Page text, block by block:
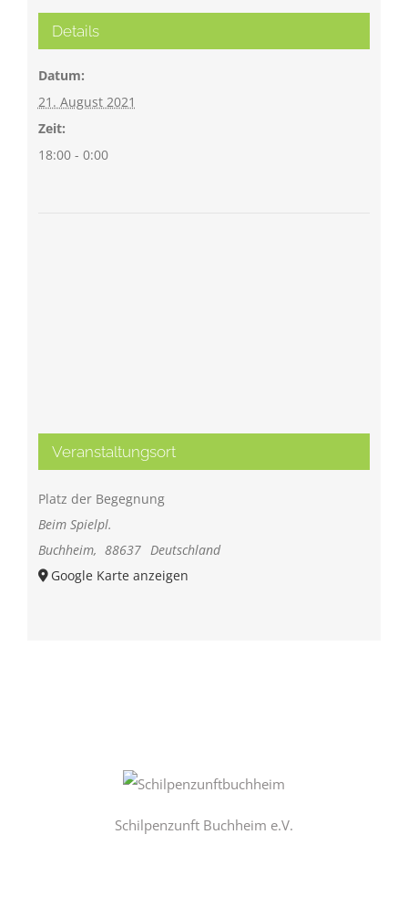
Details
Datum:
21. August 2021
Zeit:
18:00 - 0:00
Veranstaltungsort
Platz der Begegnung
Beim Spielpl.
Buchheim, 88637 Deutschland
Google Karte anzeigen
Schilpenzunft Buchheim e.V.